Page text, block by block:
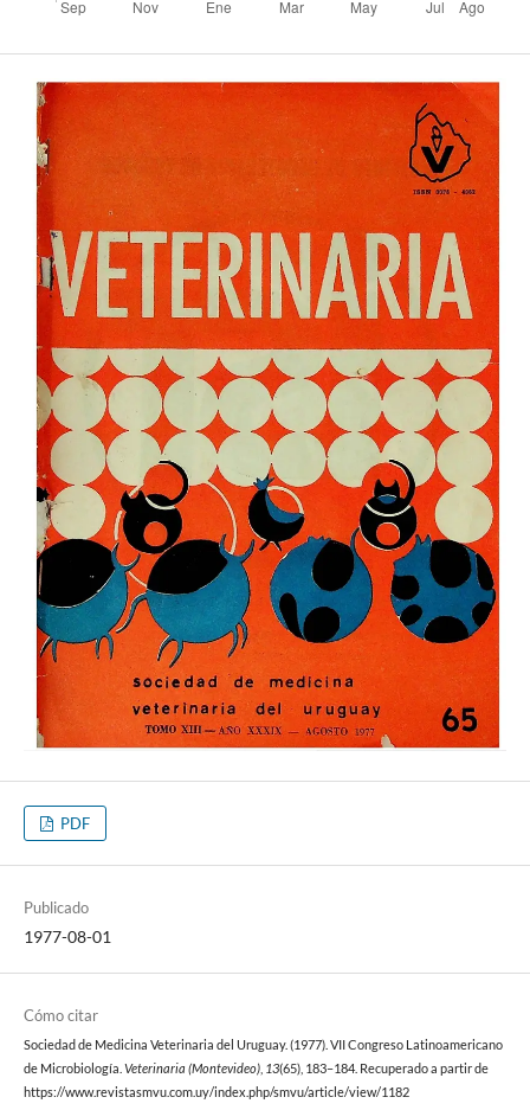
PDF
Publicado
1977-08-01
Cómo citar
Sociedad de Medicina Veterinaria del Uruguay. (1977). VII Congreso Latinoamericano
de Microbiología. Veterinaria (Montevideo), 13(65), 183–184. Recuperado a partir de
https://www.revistasmvu.com.uy/index.php/smvu/article/view/1182